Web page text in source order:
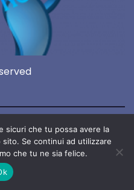
sicuri che tu possa avere la
Se continui ad utilizzare
che tu ne sia felice.